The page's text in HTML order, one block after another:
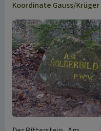
Koordinate Gauss/Krüger